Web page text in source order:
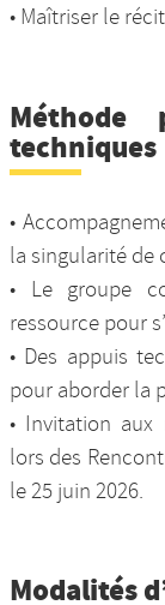
• Maîtriser le
Méthode
techniques
•
la singularité de
• Le groupe
ressource pour
• Des appuis
pour aborder la
• Invitation aux
lors des
le 25 juin 2026.
Modalités